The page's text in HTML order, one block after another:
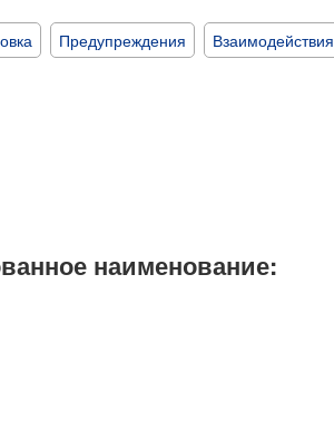
Предупреждения Взаимодействия
наименование: